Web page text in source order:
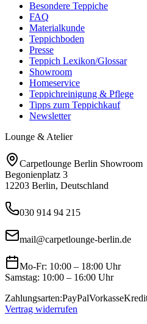
Besondere Teppiche
FAQ
Materialkunde
Teppichboden
Presse
Teppich Lexikon/Glossar
Showroom
Homeservice
Teppichreinigung & Pflege
Tipps zum Teppichkauf
Newsletter
Lounge & Atelier
Carpetlounge Berlin Showroom
Begonienplatz 3
12203 Berlin, Deutschland
030 914 94 215
mail@carpetlounge-berlin.de
Mo-Fr: 10:00 – 18:00 Uhr
Samstag: 10:00 – 16:00 Uhr
Zahlungsarten:PayPalVorkasse
Vertrag widerrufen